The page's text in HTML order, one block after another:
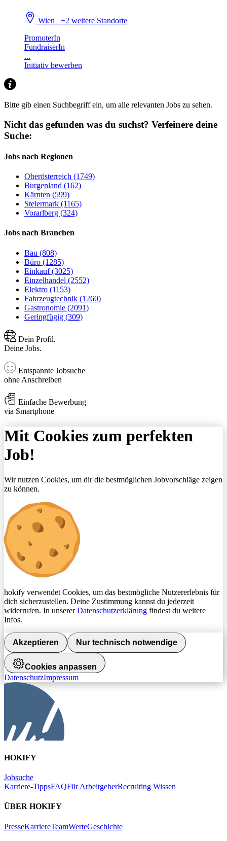
Wien+2 weitere Standorte
PromoterIn
FundraiserIn
...
Initiativ bewerben
Bitte gib einen Suchbegriff ein, um alle relevanten Jobs zu sehen.
Nicht das gefunden was du suchst? Verfeinere deine
Suche:
Jobs nach Regionen
Oberösterreich (1749)
Burgenland (162)
Kärnten (599)
Steiermark (1165)
Vorarlberg (324)
Jobs nach Branchen
Bau (808)
Büro (1285)
Einkauf (3025)
Einzelhandel (2552)
Elektro (1153)
Fahrzeugtechnik (1260)
Gastronomie (2091)
Geringfügig (309)
Dein Profil.
Deine Jobs.
Entspannte Jobsuche
ohne Anschreiben
Einfache Bewerbung
via Smartphone
Mit Cookies zum perfekten
Job!
Wir nutzen Cookies, um dir die bestmöglichen Jobvorschläge zeigen
zu können.
hokify verwendet Cookies, um das bestmögliche Nutzererlebnis für
dich sicherzustellen. Deine Zustimmung kannst du jederzeit
widerrufen. In unsererDatenschutzerklärung findest du weitere
Infos.
Akzeptieren Nur technisch notwendige
Cookies anpassen
DatenschutzImpressum
HOKIFY
Jobsuche
Karriere-TippsFAQFür ArbeitgeberRecruiting Wissen
ÜBER HOKIFY
PresseKarriereTeamWerteGeschichte